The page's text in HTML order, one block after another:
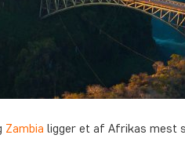
Zambia ligger et af Afrikas mest